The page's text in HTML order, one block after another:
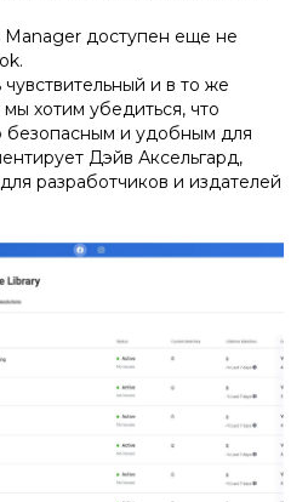
доступен еще не
и в то же
хотим убедиться, что
безопасным и удобным для
Дэйв Аксельгард,
разработчиков и издателей